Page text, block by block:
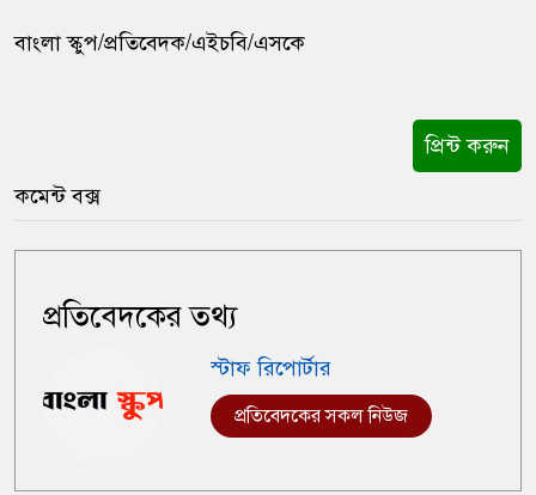
বাংলা স্কুপ/প্রতিবেদক/এইচবি/এসকে
প্রিন্ট করুন
কমেন্ট বক্স
প্রতিবেদকের তথ্য
স্টাফ রিপোর্টার
প্রতিবেদকের সকল নিউজ